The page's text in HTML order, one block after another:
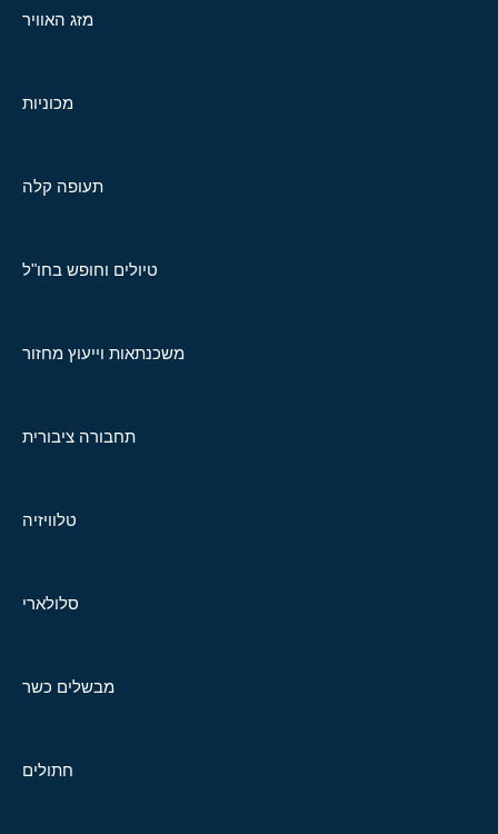
מזג האוויר
מכוניות
תעופה קלה
טיולים וחופש בחו"ל
משכנתאות וייעוץ מחזור
תחבורה ציבורית
טלוויזיה
סלולארי
מבשלים כשר
חתולים